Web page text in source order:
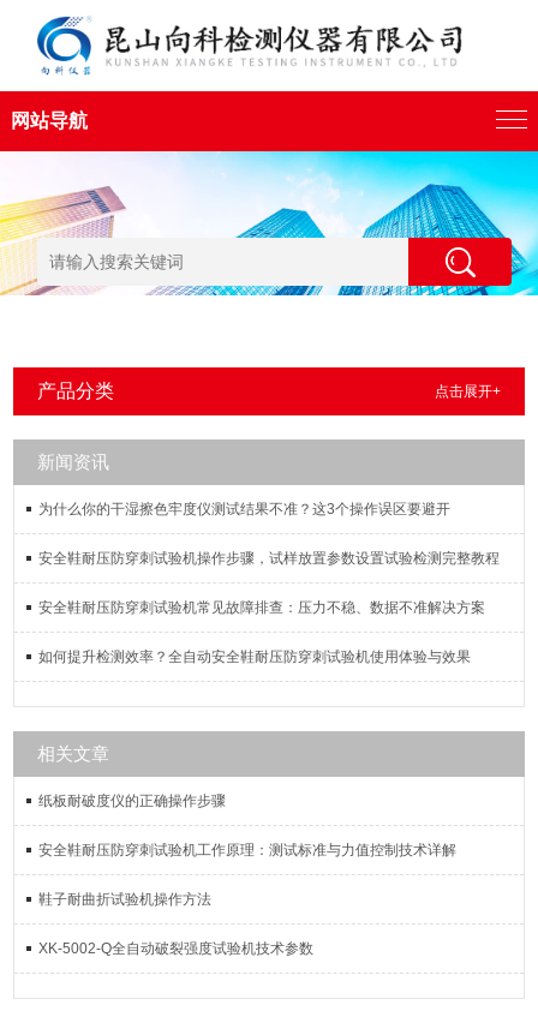
网站导航
产品分类 点击展开+
新闻资讯
为什么你的干湿擦色牢度仪测试结果不准？这3个操作误区要避开
安全鞋耐压防穿刺试验机操作步骤，试样放置参数设置试验检测完整教程
安全鞋耐压防穿刺试验机常见故障排查：压力不稳、数据不准解决方案
如何提升检测效率？全自动安全鞋耐压防穿刺试验机使用体验与效果
相关文章
纸板耐破度仪的正确操作步骤
安全鞋耐压防穿刺试验机工作原理：测试标准与力值控制技术详解
鞋子耐曲折试验机操作方法
XK-5002-Q全自动破裂强度试验机技术参数